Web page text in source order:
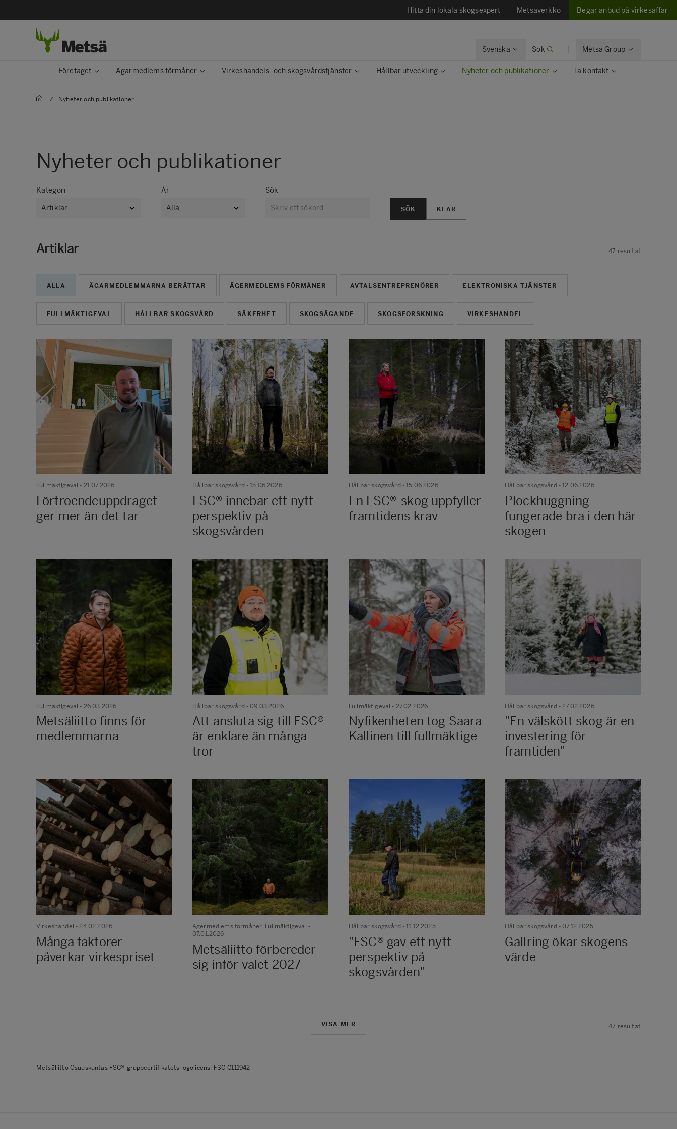
Hitta din lokala skogsexpert Metsäverkko Begär anbud på virkesaffär
Svenska Sök Metsä Group
Företaget Ägarmedlems förmåner Virkeshandels- och skogsvårdstjänster Hållbar utveckling Nyheter och publikationer Ta kontakt
/ Nyheter och publikationer
Nyheter och publikationer
Kategori År Sök
SÖK KLAR
Artiklar 47 resultat
ALLA ÄGARMEDLEMMARNA BERÄTTAR ÄGERMEDLEMS FÖRMÅNER AVTALSENTREPRENÖRER ELEKTRONISKA TJÄNSTER
FULLMÄKTIGEVAL HÅLLBAR SKOGSVÅRD SÄKERHET SKOGSÄGANDE SKOGSFORSKNING VIRKESHANDEL
Fullmäktigeval - 21.07.2026
Förtroendeuppdraget
ger mer än det tar
Hållbar skogsvård - 15.06.2026
FSC® innebar ett nytt
perspektiv på
skogsvården
Hållbar skogsvård - 15.06.2026
En FSC®-skog uppfyller
framtidens krav
Hållbar skogsvård - 12.06.2026
Plockhuggning
fungerade bra i den här
skogen
Fullmäktigeval - 26.03.2026
Metsäliitto finns för
medlemmarna
Hållbar skogsvård - 09.03.2026
Att ansluta sig till FSC®
är enklare än många
tror
Fullmäktigeval - 27.02.2026
Nyfikenheten tog Saara
Kallinen till fullmäktige
Hållbar skogsvård - 27.02.2026
"En välskött skog är en
investering för
framtiden"
Virkeshandel - 24.02.2026
Många faktorer
påverkar virkespriset
Ägermedlems förmåner, Fullmäktigeval
-
07.01.2026
Metsäliitto förbereder
sig inför valet 2027
Hållbar skogsvård - 11.12.2025
"FSC® gav ett nytt
perspektiv på
skogsvården"
Hållbar skogsvård - 07.12.2025
Gallring ökar skogens
värde
VISA MER 47 resultat
Metsäliitto Osuuskuntas FSC®-gruppcertifikatets logolicens: FSC-C111942